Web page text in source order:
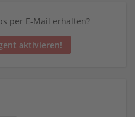
per E-Mail erhalten?
aktivieren!